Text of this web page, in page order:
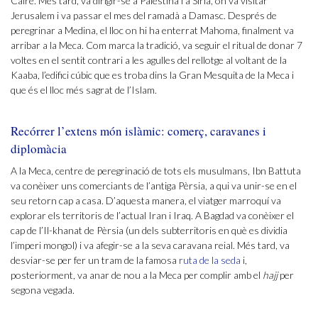
Jerusalem i va passar el mes del ramadà a Damasc. Després de
peregrinar a Medina, el lloc on hi ha enterrat Mahoma, finalment va
arribar a la Meca. Com marca la tradició, va seguir el ritual de donar 7
voltes en el sentit contrari a les agulles del rellotge al voltant de la
Kaaba, l’edifici cúbic que es troba dins la Gran Mesquita de la Meca i
que és el lloc més sagrat de l’Islam.
Recórrer l’extens món islàmic: comerç, caravanes i
diplomàcia
A la Meca, centre de peregrinació de tots els musulmans, Ibn Battuta
va conèixer uns comerciants de l’antiga Pèrsia, a qui va unir-se en el
seu retorn cap a casa. D’aquesta manera, el viatger marroquí va
explorar els territoris de l’actual Iran i Iraq. A Bagdad va conèixer el
cap de l’Il-khanat de Pèrsia (un dels subterritoris en què es dividia
l’imperi mongol) i va afegir-se a la seva caravana reial. Més tard, va
desviar-se per fer un tram de la famosa ruta de la seda i,
posteriorment, va anar de nou a la Meca per complir amb el hajjper
segona vegada.